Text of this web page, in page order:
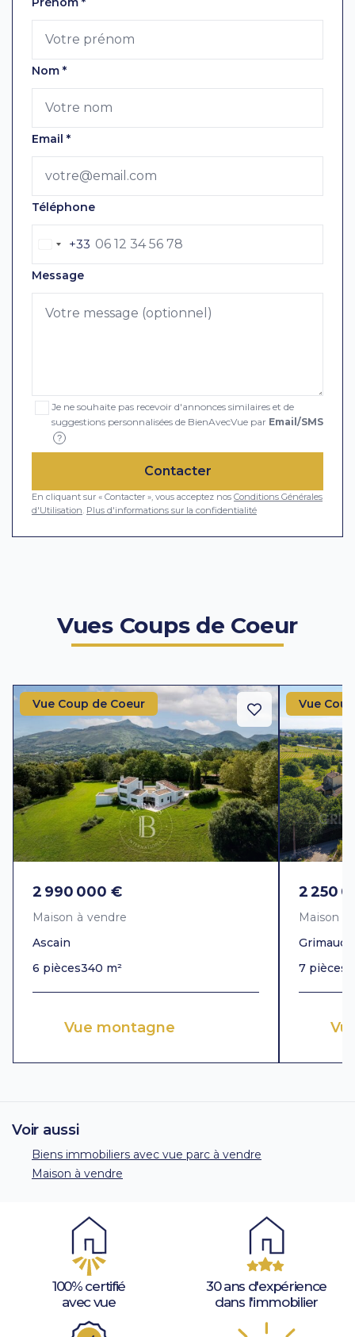
Nom *
Email *
Téléphone
+33
Message
Je ne souhaite pas recevoir d'annonces similaires et de
suggestions personnalisées de BienAvecVue par Email/SMS
?
Contacter
En cliquant sur « Contacter », vous acceptez nos Conditions Générales
d'Utilisation Plus d'informations sur la confidentialité
Vues Coups de Coeur
Vue Coup de Coeur
2 990 000 €
Maison à vendre
Ascain
6 pièces340 m²
Vue montagne
Vue
2 250
Maison à
Grimaud
7 pièces
Voir aussi
Biens immobiliers avec vue parc à vendre
Maison à vendre
100% certifié
avec vue
30 ans d'expérience
dans l'immobilier